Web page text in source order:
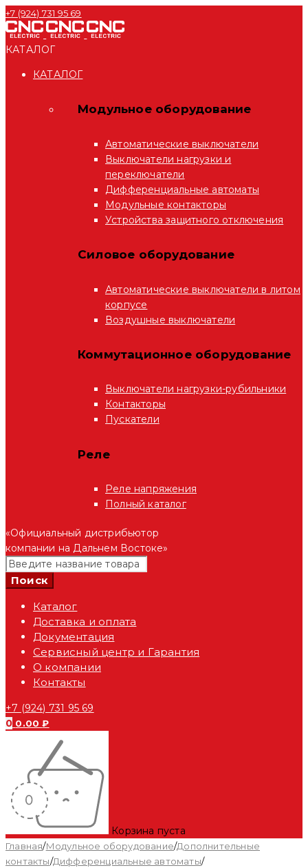
+7 (924) 731 95 69
КАТАЛОГ
КАТАЛОГ
Модульное оборудование
Автоматические выключатели
Выключатели нагрузки и
переключатели
Дифференциальные автоматы
Модульные контакторы
Устройства защитного отключения
Силовое оборудование
Автоматические выключатели в литом
корпусе
Воздушные выключатели
Коммутационное оборудование
Выключатели нагрузки-рубильники
Контакторы
Пускатели
Реле
Реле напряжения
Полный каталог
«Официальный дистрибьютор
компании на Дальнем Востоке»
Каталог
Доставка и оплата
Документация
Сервисный центр и Гарантия
О компании
Контакты
+7 (924) 731 95 69
0 0.00₽
Корзина пуста
Главная/Модульное оборудование/Дополнительные
контакты/Дифференциальные автоматы/